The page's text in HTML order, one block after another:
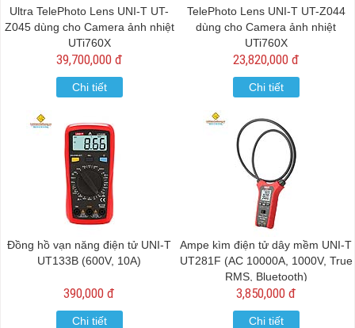
Ultra TelePhoto Lens UNI-T UT-
Z045 dùng cho Camera ảnh nhiệt
UTi760X
39,700,000 đ
Chi tiết
TelePhoto Lens UNI-T UT-Z044
dùng cho Camera ảnh nhiệt
UTi760X
23,820,000 đ
Chi tiết
Đồng hồ vạn năng điện tử UNI-T
UT133B (600V, 10A)
390,000 đ
Chi tiết
Ampe kìm điện tử dây mềm UNI-T
UT281F (AC 10000A, 1000V, True
RMS, Bluetooth)
3,850,000 đ
Chi tiết